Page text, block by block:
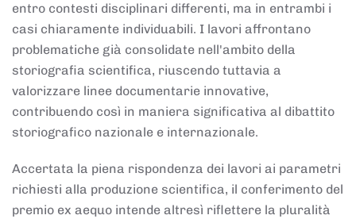
entro contesti disciplinari differenti, ma in entrambi i
casi chiaramente individuabili. I lavori affrontano
problematiche già consolidate nell'ambito della
storiografia scientifica, riuscendo tuttavia a
valorizzare linee documentarie innovative,
contribuendo così in maniera significativa al dibattito
storiografico nazionale e internazionale.
Accertata la piena rispondenza dei lavori ai parametri
richiesti alla produzione scientifica, il conferimento del
premio ex aequo intende altresì riflettere la pluralità